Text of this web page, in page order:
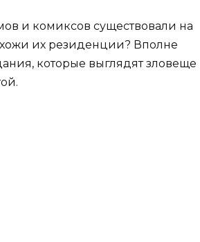
и комиксов существовали на
их резиденции? Вполне
которые выглядят зловеще